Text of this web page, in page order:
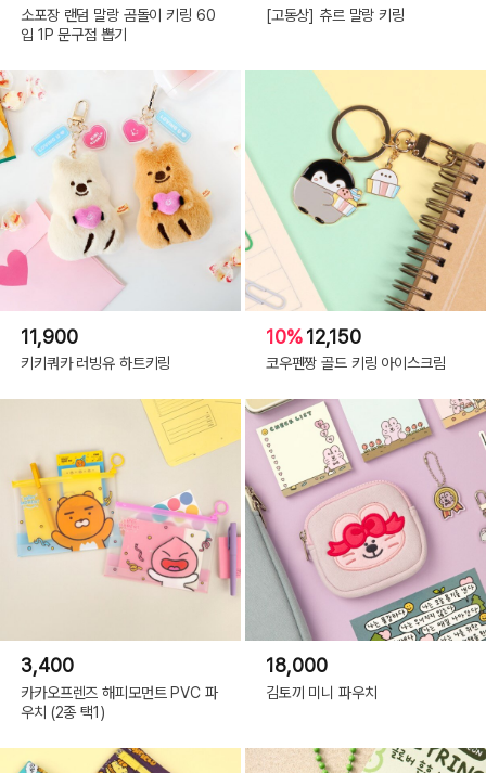
소포장 랜덤 말랑 곰돌이 키링 60
입 1P 문구점 뽑기
[고동상] 츄르 말랑 키링
11,900
키키쿼카 러빙유 하트키링
10%12,150
코우펜짱 골드 키링 아이스크림
3,400
카카오프렌즈 해피모먼트 PVC 파
우치 (2종 택1)
18,000
김토끼 미니 파우치